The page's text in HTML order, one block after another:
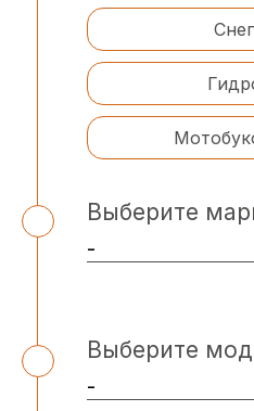
Выберите
Выберите